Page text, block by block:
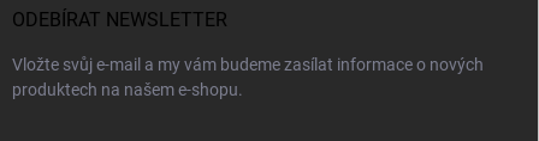
ODEBÍRAT NEWSLETTER
Vložte svůj e-mail a my vám budeme zasílat informace o nových
produktech na našem e-shopu.